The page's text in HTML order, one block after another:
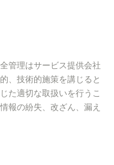
管理はサービス提供会社
、技術的施策を講じると
た適切な取扱いを行うこ
報の紛失、改ざん、漏え